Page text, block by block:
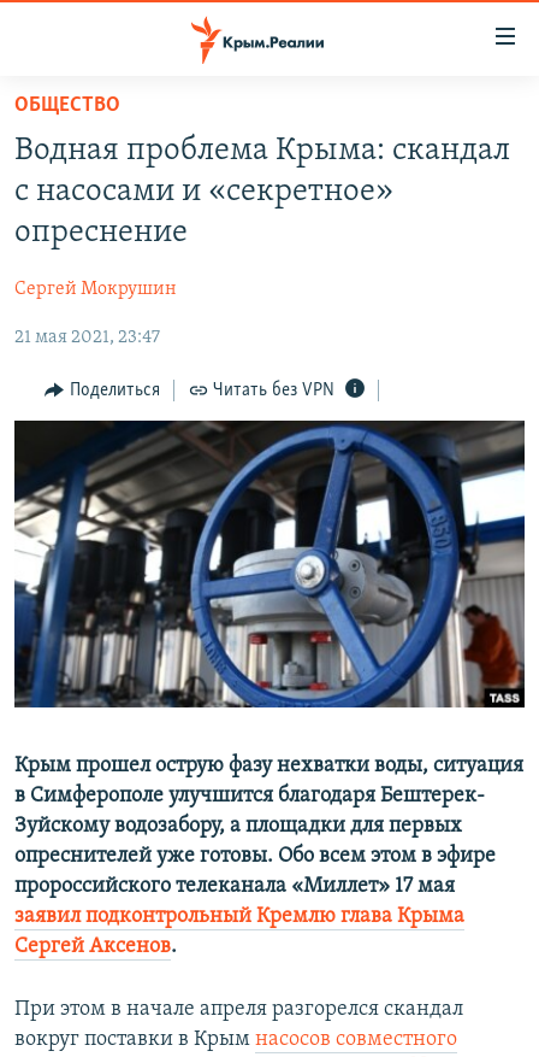
Вернуться
основному
содержанию
главной
навигации
Вернутся
поиску
СПЕЦПРОЕКТЫ
11 ЛЕТ ОККУПАЦИИ КРЫМА. 11 ИСТОРИЙ СОПРОТИВЛЕНИЯ
ЕЩЕ
ИНТЕРАКТИВ
ИНФОГРАФИКА
ТЕЛЕПРОЕКТ КРЫМ.РЕАЛИИ
СОВЕТЫ ПРАВОЗАЩИТНИКОВ
ПРОПАВШИЕ БЕЗ ВЕСТИ
ПОБЕДИТЕЛЕЙ НЕ СУДЯТ?
КРЫМ.НЕПОКОРЕННЫЙ
ELIFBE
УКРАИНСКАЯ ПРОБЛЕМА КРЫМА
РАДІО СВОБОДА
КАК ОБОЙТИ БЛОКИРОВКУ
Українською
Qırımtatar
ПРИСОЕДИНЯЙТЕСЬ!
ОБЩЕСТВО
Водная проблема Крыма: скандал
с насосами и «секретное»
опреснение
Сергей Мокрушин
21 мая 2021, 23:47
Поделиться Читать без VPN
Крым прошел острую фазу нехватки воды, ситуация
в Симферополе улучшится благодаря Бештерек-
Зуйскому водозабору, а площадки для первых
опреснителей уже готовы. Обо всем этом в эфире
пророссийского телеканала «Миллет» 17 мая
заявил подконтрольный Кремлю глава Крыма
Сергей Аксенов.
При этом в начале апреля разгорелся скандал
вокруг поставки в Крым насосов совместного